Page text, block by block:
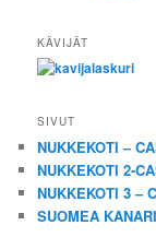
KÄVIJÄT
SIVUT
NUKKEKOTI –
NUKKEKOTI 2-
NUKKEKOTI 3 –
SUOMEA